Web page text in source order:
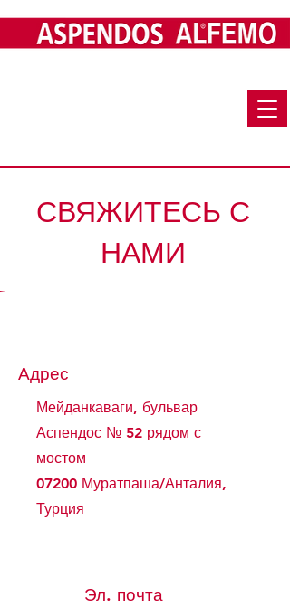
СВЯЖИТЕСЬ С
НАМИ
Адрес
Мейданкаваги, бульвар
Аспендос № 52 рядом с
мостом
07200 Муратпаша/Анталия,
Турция
Эл. почта